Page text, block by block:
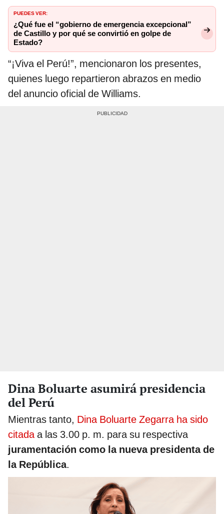
PUEDES VER:
¿Qué fue el “gobierno de emergencia excepcional”
de Castillo y por qué se convirtió en golpe de
Estado?
“¡Viva el Perú!”, mencionaron los presentes,
quienes luego repartieron abrazos en medio
del anuncio oficial de Williams.
Dina Boluarte asumirá presidencia
del Perú
Mientras tanto, Dina Boluarte Zegarra ha sido
citada a las 3.00 p. m. para su respectiva
juramentación como la nueva presidenta de
la República.